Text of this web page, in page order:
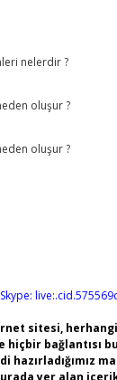
nelerdir ?
oluşur ?
oluşur ?
Skype:
sitesi,
hiçbir bağlantısı
hazırladığımız
yer alan